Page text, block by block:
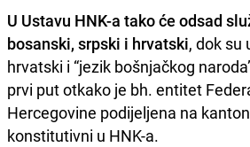
U Ustavu HNK-a tako će odsad
bosanski, srpski i hrvatski, dok su
hrvatski i “jezik bošnjačkog
prvi put otkako je bh. entitet
Hercegovine podijeljena na
konstitutivni u HNK-a.